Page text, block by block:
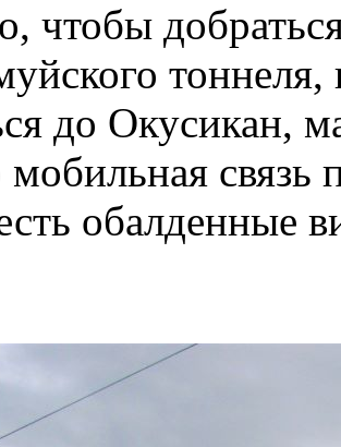
чтобы
до Окусикан,
связь
обалденные